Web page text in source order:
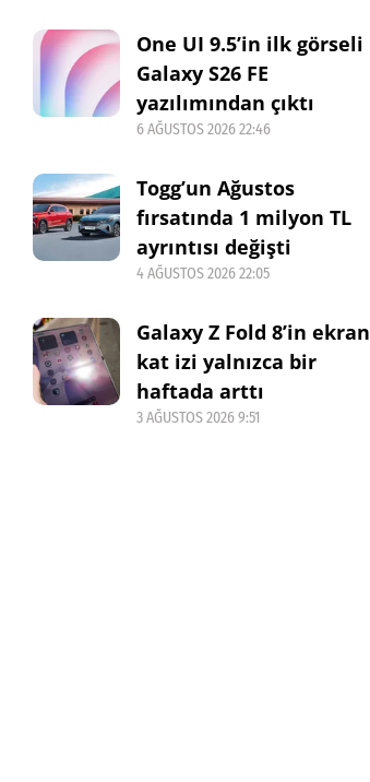
One UI 9.5’in ilk görseli
Galaxy S26 FE
yazılımından çıktı
6 AĞUSTOS 2026 22:46
Togg’un Ağustos
fırsatında 1 milyon TL
ayrıntısı değişti
4 AĞUSTOS 2026 22:05
Galaxy Z Fold 8’in ekran
kat izi yalnızca bir
haftada arttı
3 AĞUSTOS 2026 9:51